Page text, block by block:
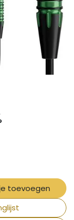
toevoegen